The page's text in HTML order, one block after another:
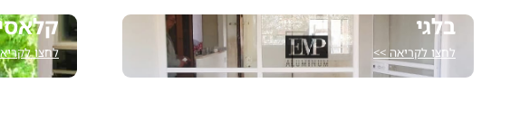
בלגי
לחצו לקריאה >> לחצו